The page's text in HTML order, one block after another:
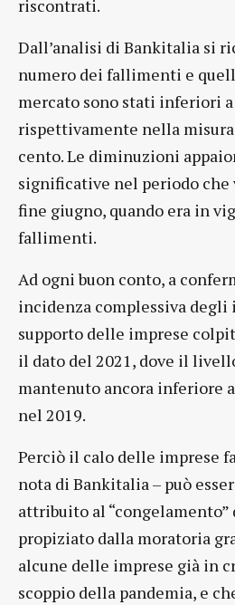
riscontrati.
Dall’analisi di Bankitalia si
numero dei fallimenti e
mercato sono stati inferiori
rispettivamente nella misura
cento. Le diminuzioni
significative nel periodo che
fine giugno, quando era in
fallimenti.
Ad ogni buon conto, a
incidenza complessiva
supporto delle imprese
il dato del 2021, dove il
mantenuto ancora inferiore
nel 2019.
Perciò il calo delle imprese
nota di Bankitalia – può
attribuito al
propiziato dalla moratoria
alcune delle imprese già in
scoppio della pandemia, e